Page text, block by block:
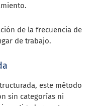
de la frecuencia de
de trabajo.
este método
sin categorías ni